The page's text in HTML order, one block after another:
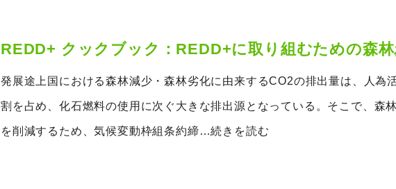
REDD+ クックブック：REDD+に取り組むための森
発展途上国における森林減少・森林劣化に由来するCO2の排出量は、人為
割を占め、化石燃料の使用に次ぐ大きな排出源となっている。そこで、森
を削減するため、気候変動枠組条約締…続きを読む